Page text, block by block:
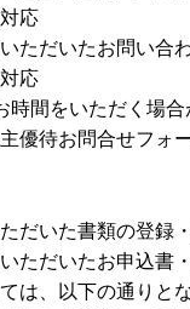
応
ただいたお問い合
応
時間をいただく場合
主優待お問合せフォ
ただいた書類の登録
ただいたお申込書
は、以下の通りとな